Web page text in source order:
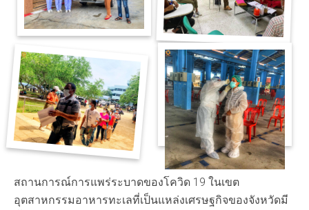
สถานการณ์การแพร่ระบาดของโควิด 19 ในเขต
อุตสาหกรรมอาหารทะเลที่เป็นแหล่งเศรษฐกิจของจังหวัดมี